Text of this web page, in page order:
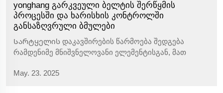
yonghang გარკვეული ბელტის შერწყმის
პროცესში და ხარისხის კონტროლში
განსაზღვრული ბმულები
Სარტყელის დაკავშირების წარმოება შედგება
რამდენიმე მნიშვნელოვანი ელემენტისგან, მათ
შემოწმება. პირველ რიგში, მასალის არჩევის ეტაპზე,
May. 23. 2025